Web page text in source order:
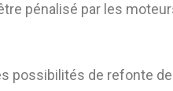
pénalisé par les
possibilités de refonte